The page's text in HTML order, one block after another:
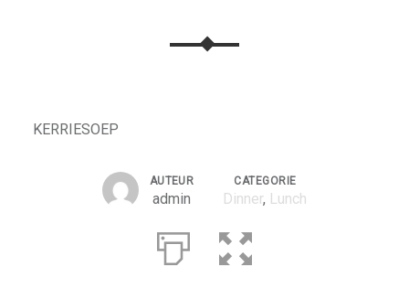
KERRIESOEP
AUTEUR
admin
CATEGORIE
Dinner, Lunch